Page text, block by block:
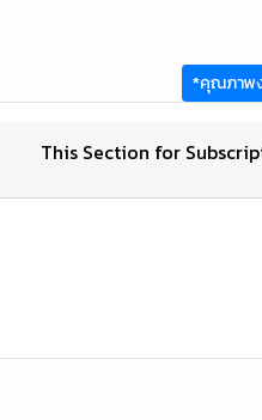
*คุณภาพ
This Section for